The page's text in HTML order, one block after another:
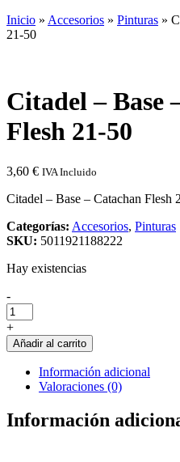
Inicio » Accesorios » Pinturas »
21-50
Citadel – Base
Flesh 21-50
3,60 € IVA Incluido
Citadel – Base – Catachan Flesh
Categorías: Accesorios, Pinturas
SKU: 5011921188222
Hay existencias
Cantidad
de
Citadel
-
Base
Catachan
21-
50
-
+
Añadir al carrito
Información adicional
Valoraciones (0)
Información